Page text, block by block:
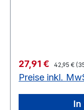
Verkaufspreis:
27,91 € Regulärer
42,95 €
Preise inkl.
In